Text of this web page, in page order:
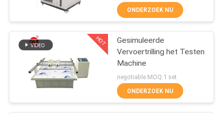
KWALITEITSCONTROLE
CONTACTEER
NIEUWS
Twee
Broodjesmolen
70
ONDERZOEK NU
HOT
Gesimuleerde
Vervoertrilling het Testen
Machine
negotiable MOQ:1 set
ONDERZOEK NU